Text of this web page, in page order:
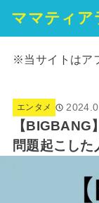
ママティア
※当サイトはア
エンタメ
【BIGBANG
問題起こした